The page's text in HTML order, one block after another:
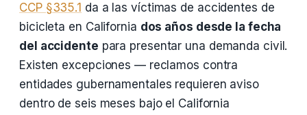
CCP §335.1 da a las víctimas de accidentes de
bicicleta en California dos años desde la fecha
del accidente para presentar una demanda civil.
Existen excepciones — reclamos contra
entidades gubernamentales requieren aviso
dentro de seis meses bajo el California